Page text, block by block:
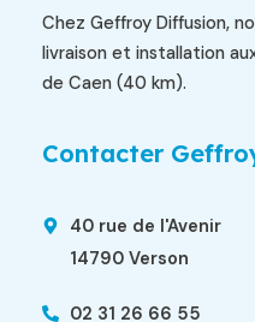
Chez Geffroy Diffusion,
livraison et installation
de Caen (40 km).
Contacter
40 rue de l'Avenir
14790 Verson
02 31 26 66 55